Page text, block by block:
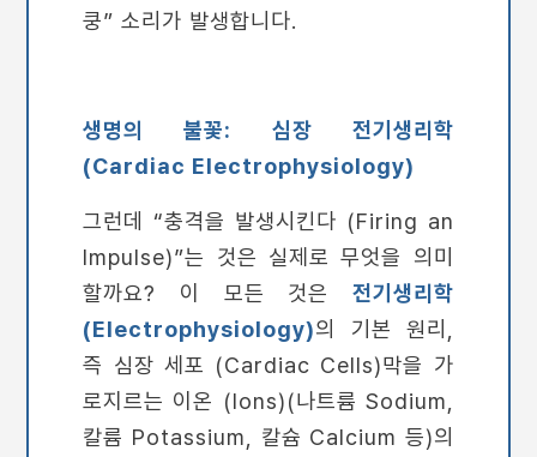
쿵” 소리가 발생합니다.
생명의 불꽃: 심장 전기생리학
(Cardiac Electrophysiology)
그런데 “충격을 발생시킨다 (Firing an
Impulse)”는 것은 실제로 무엇을 의미
할까요? 이 모든 것은 전기생리학
(Electrophysiology)의 기본 원리,
즉 심장 세포 (Cardiac Cells)막을 가
로지르는 이온 (Ions)(나트륨 Sodium,
칼륨 Potassium, 칼슘 Calcium 등)의